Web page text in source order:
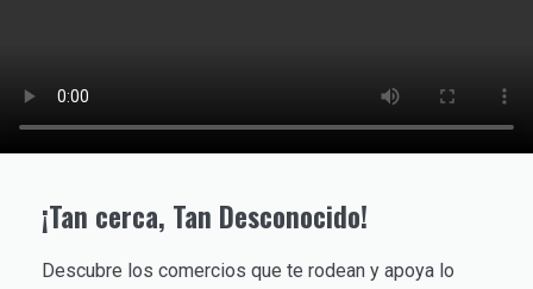
¡Tan cerca, Tan Desconocido!
Descubre los comercios que te rodean y apoya lo